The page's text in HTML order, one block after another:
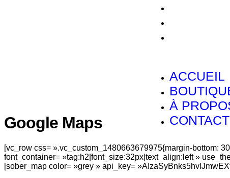
ACCUEIL
À
CONTACT
Google Maps
[vc_row css= ».vc_custom_1480663679975{margin-bottom:
font_container= »tag:h2|font_size:32px|text_align:left »
[sober_map color= »grey » api_key=